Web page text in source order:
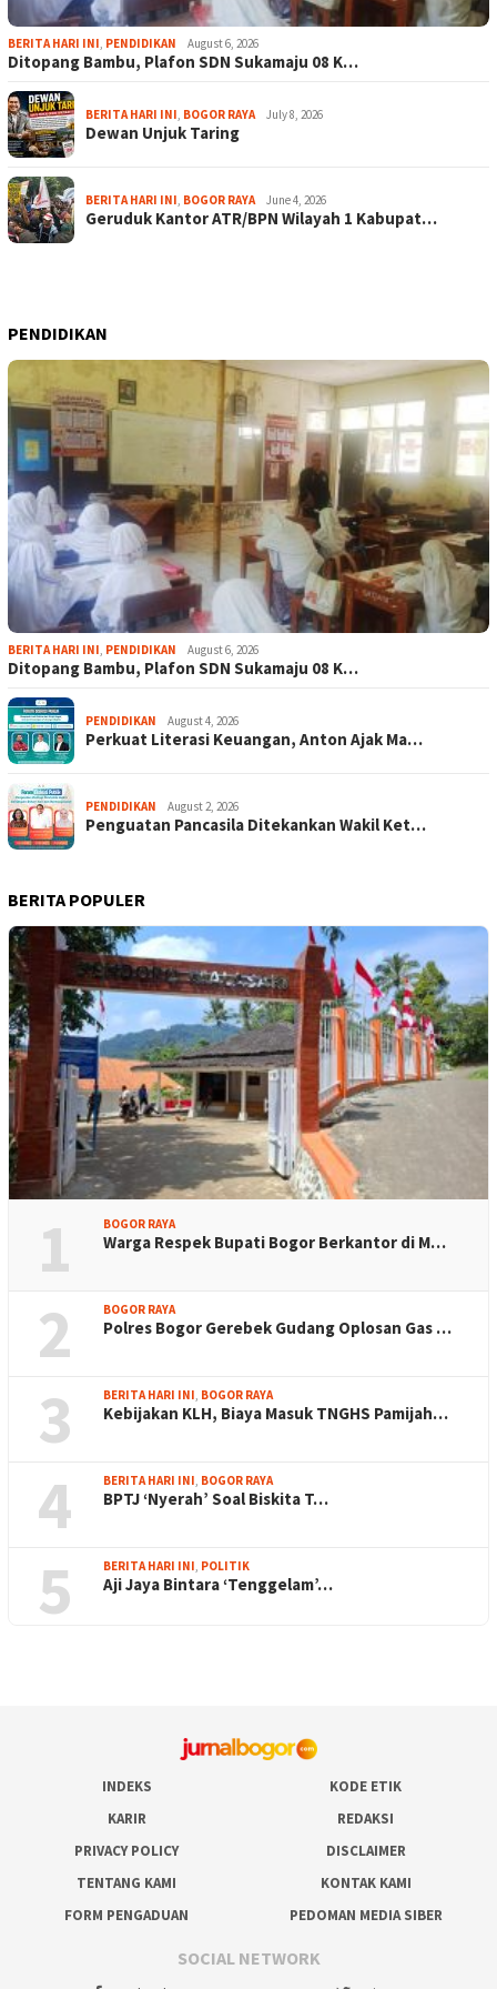
BERITA HARI INI, PENDIDIKAN August 6, 2026
Ditopang Bambu, Plafon SDN Sukamaju 08 K…
BERITA HARI INI, BOGOR RAYA July 8, 2026
Dewan Unjuk Taring
BERITA HARI INI, BOGOR RAYA June 4, 2026
Geruduk Kantor ATR/BPN Wilayah 1 Kabupat…
PENDIDIKAN
BERITA HARI INI, PENDIDIKAN August 6, 2026
Ditopang Bambu, Plafon SDN Sukamaju 08 K…
PENDIDIKAN August 4, 2026
Perkuat Literasi Keuangan, Anton Ajak Ma…
PENDIDIKAN August 2, 2026
Penguatan Pancasila Ditekankan Wakil Ket…
BERITA POPULER
1 BOGOR RAYA
Warga Respek Bupati Bogor Berkantor di M…
2 BOGOR RAYA
Polres Bogor Gerebek Gudang Oplosan Gas …
3 BERITA HARI INI, BOGOR RAYA
Kebijakan KLH, Biaya Masuk TNGHS Pamijah…
4 BERITA HARI INI, BOGOR RAYA
BPTJ ‘Nyerah’ Soal Biskita T…
5 BERITA HARI INI, POLITIK
Aji Jaya Bintara ‘Tenggelam’…
INDEKS
KODE ETIK
KARIR
REDAKSI
PRIVACY POLICY
DISCLAIMER
TENTANG KAMI
KONTAK KAMI
FORM PENGADUAN
PEDOMAN MEDIA SIBER
SOCIAL NETWORK